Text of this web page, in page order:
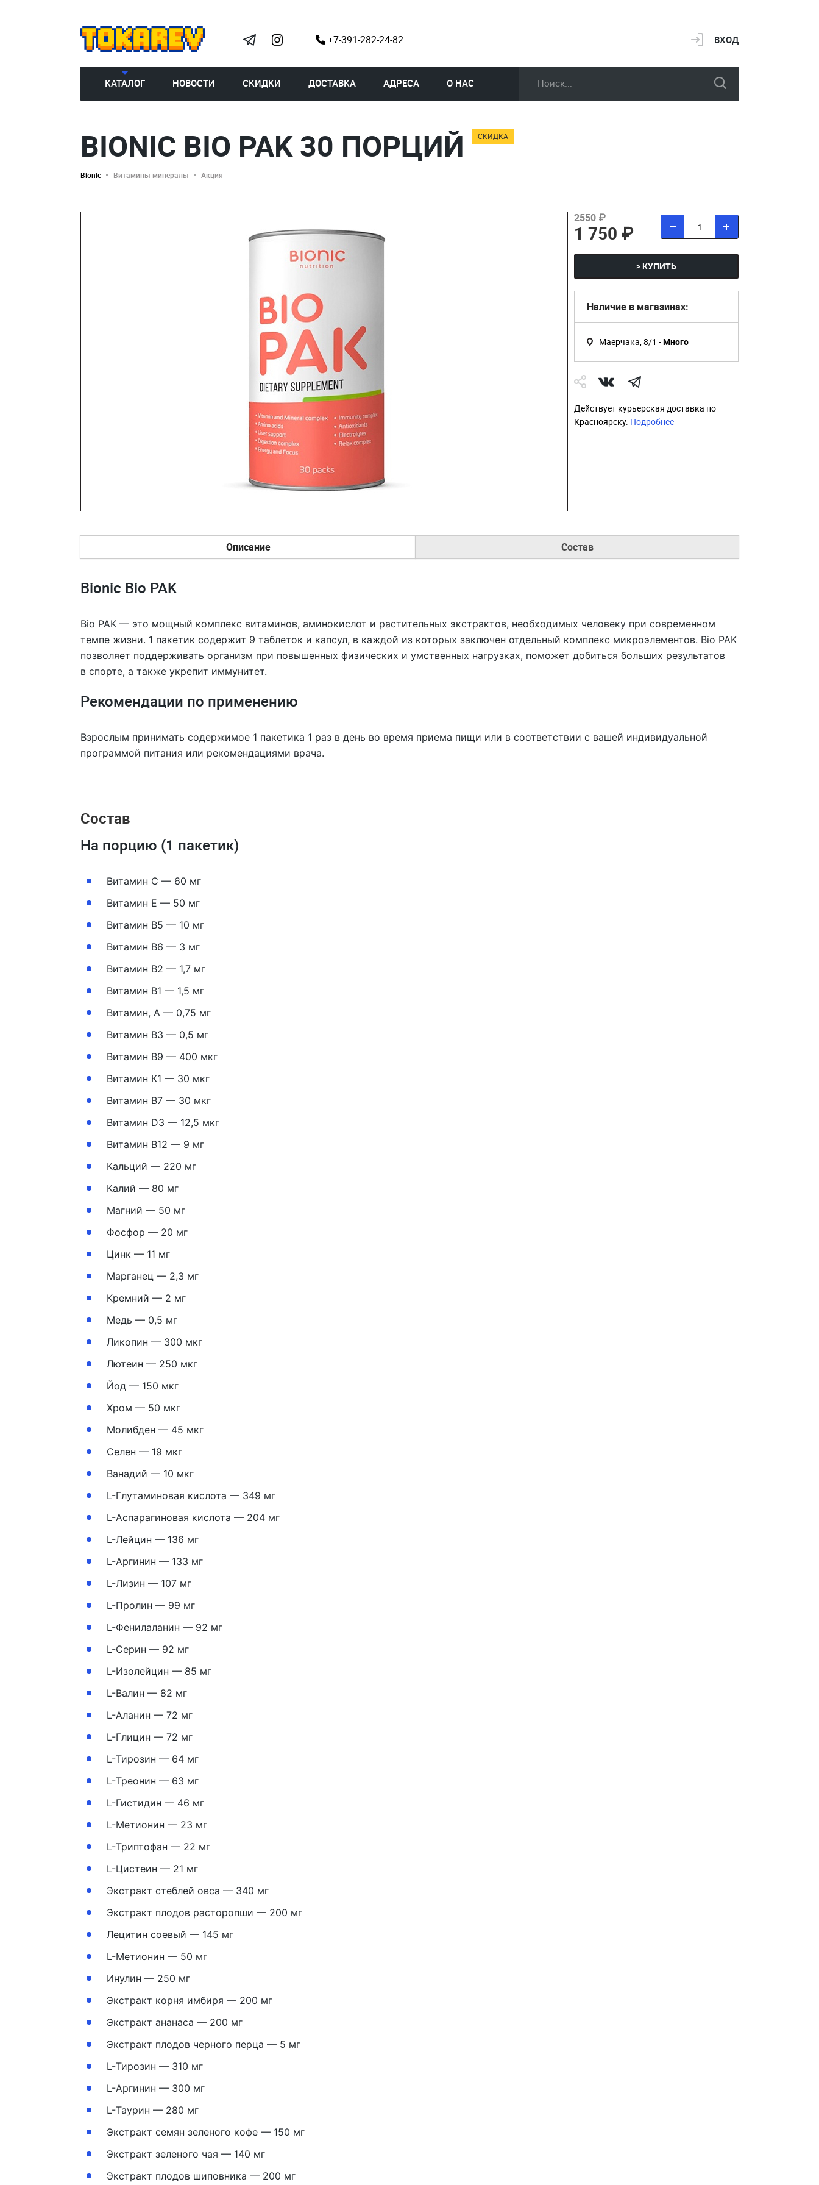
+7-391-282-24-82 ВХОД
КАТАЛОГ НОВОСТИ СКИДКИ ДОСТАВКА АДРЕСА О НАС
BIONIC BIO PAK 30 ПОРЦИЙ СКИДКА
Bionic Витамины минералы Акция
2550 ₽
1 750 ₽
> КУПИТЬ
Наличие в магазинах:
Маерчака, 8/1 -Много
Действует курьерская доставка по
Красноярску. Подробнее
Описание Состав
Bionic Bio PAK
Bio PAK — это мощный комплекс витаминов, аминокислот и растительных экстрактов, необходимых человеку при современном
темпе жизни. 1 пакетик содержит 9 таблеток и капсул, в каждой из которых заключен отдельный комплекс микроэлементов. Bio PAK
позволяет поддерживать организм при повышенных физических и умственных нагрузках, поможет добиться больших результатов
в спорте, а также укрепит иммунитет.
Рекомендации по применению
Взрослым принимать содержимое 1 пакетика 1 раз в день во время приема пищи или в соответствии с вашей индивидуальной
программой питания или рекомендациями врача.
Состав
На порцию (1 пакетик)
Витамин С — 60 мг
Витамин Е — 50 мг
Витамин В5 — 10 мг
Витамин В6 — 3 мг
Витамин В2 — 1,7 мг
Витамин В1 — 1,5 мг
Витамин, А — 0,75 мг
Витамин В3 — 0,5 мг
Витамин В9 — 400 мкг
Витамин К1 — 30 мкг
Витамин В7 — 30 мкг
Витамин D3 — 12,5 мкг
Витамин В12 — 9 мг
Кальций — 220 мг
Калий — 80 мг
Магний — 50 мг
Фосфор — 20 мг
Цинк — 11 мг
Марганец — 2,3 мг
Кремний — 2 мг
Медь — 0,5 мг
Ликопин — 300 мкг
Лютеин — 250 мкг
Йод — 150 мкг
Хром — 50 мкг
Молибден — 45 мкг
Селен — 19 мкг
Ванадий — 10 мкг
L-Глутаминовая кислота — 349 мг
L-Аспарагиновая кислота — 204 мг
L-Лейцин — 136 мг
L-Аргинин — 133 мг
L-Лизин — 107 мг
L-Пролин — 99 мг
L-Фенилаланин — 92 мг
L-Серин — 92 мг
L-Изолейцин — 85 мг
L-Валин — 82 мг
L-Аланин — 72 мг
L-Глицин — 72 мг
L-Тирозин — 64 мг
L-Треонин — 63 мг
L-Гистидин — 46 мг
L-Метионин — 23 мг
L-Триптофан — 22 мг
L-Цистеин — 21 мг
Экстракт стеблей овса — 340 мг
Экстракт плодов расторопши — 200 мг
Лецитин соевый — 145 мг
L-Метионин — 50 мг
Инулин — 250 мг
Экстракт корня имбиря — 200 мг
Экстракт ананаса — 200 мг
Экстракт плодов черного перца — 5 мг
L-Тирозин — 310 мг
L-Аргинин — 300 мг
L-Таурин — 280 мг
Экстракт семян зеленого кофе — 150 мг
Экстракт зеленого чая — 140 мг
Экстракт плодов шиповника — 200 мг